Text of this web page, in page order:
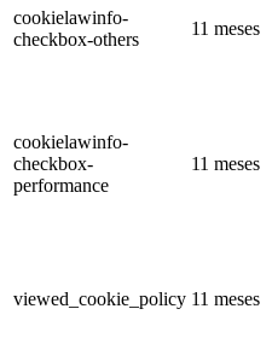
cookielawinfo-
checkbox-others
11 meses
cookielawinfo-
checkbox-
performance
11 meses
viewed_cookie_policy 11 meses